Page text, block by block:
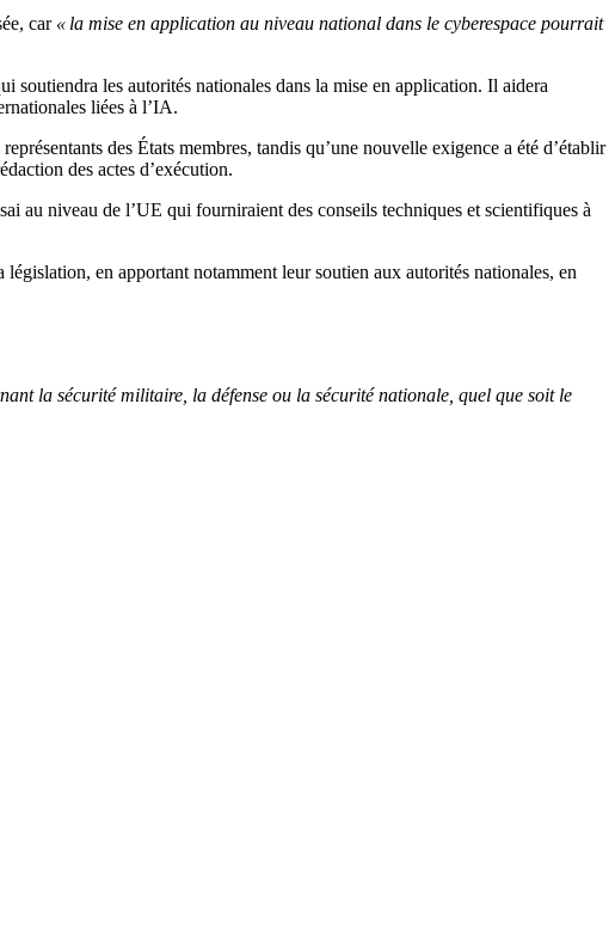
car « la mise en application au niveau national dans le cyberespace pourrait
les autorités nationales dans la mise en application. Il aidera
liées à l’IA.
des États membres, tandis qu’une nouvelle exigence a été d’établir
des actes d’exécution.
au niveau de l’UE qui fourniraient des conseils techniques et scientifiques à
en apportant notamment leur soutien aux autorités nationales, en
la sécurité militaire, la défense ou la sécurité nationale, quel que soit le